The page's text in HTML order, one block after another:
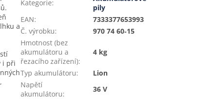
a
i při
Kategorie:
pily
EAN:
7333377653993
Č. výrobku:
970 74 60‑15
Hmotnost (bez
akumulátoru a
řezacího zařízení):
4 kg
Typ akumulátoru:
Lion
Napětí
akumulátoru:
36 V